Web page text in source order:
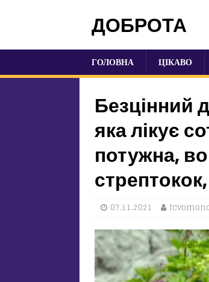
ДОБРОТА
ГОЛОВНА ЦІКАВО
Безцінний
яка лікує
потужна,
07.11.2021